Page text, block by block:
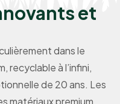
et
dans le
recyclable à l’infini,
de 20 ans. Les
matériaux premium